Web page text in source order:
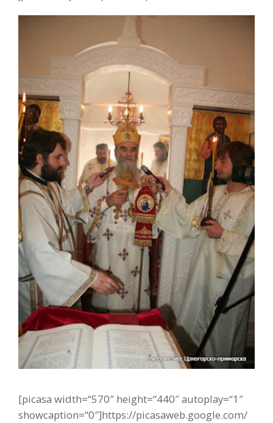
[picasa width=“570″ height=“440″ autoplay=“1″
showcaption=“0″]https://picasaweb.google.com/